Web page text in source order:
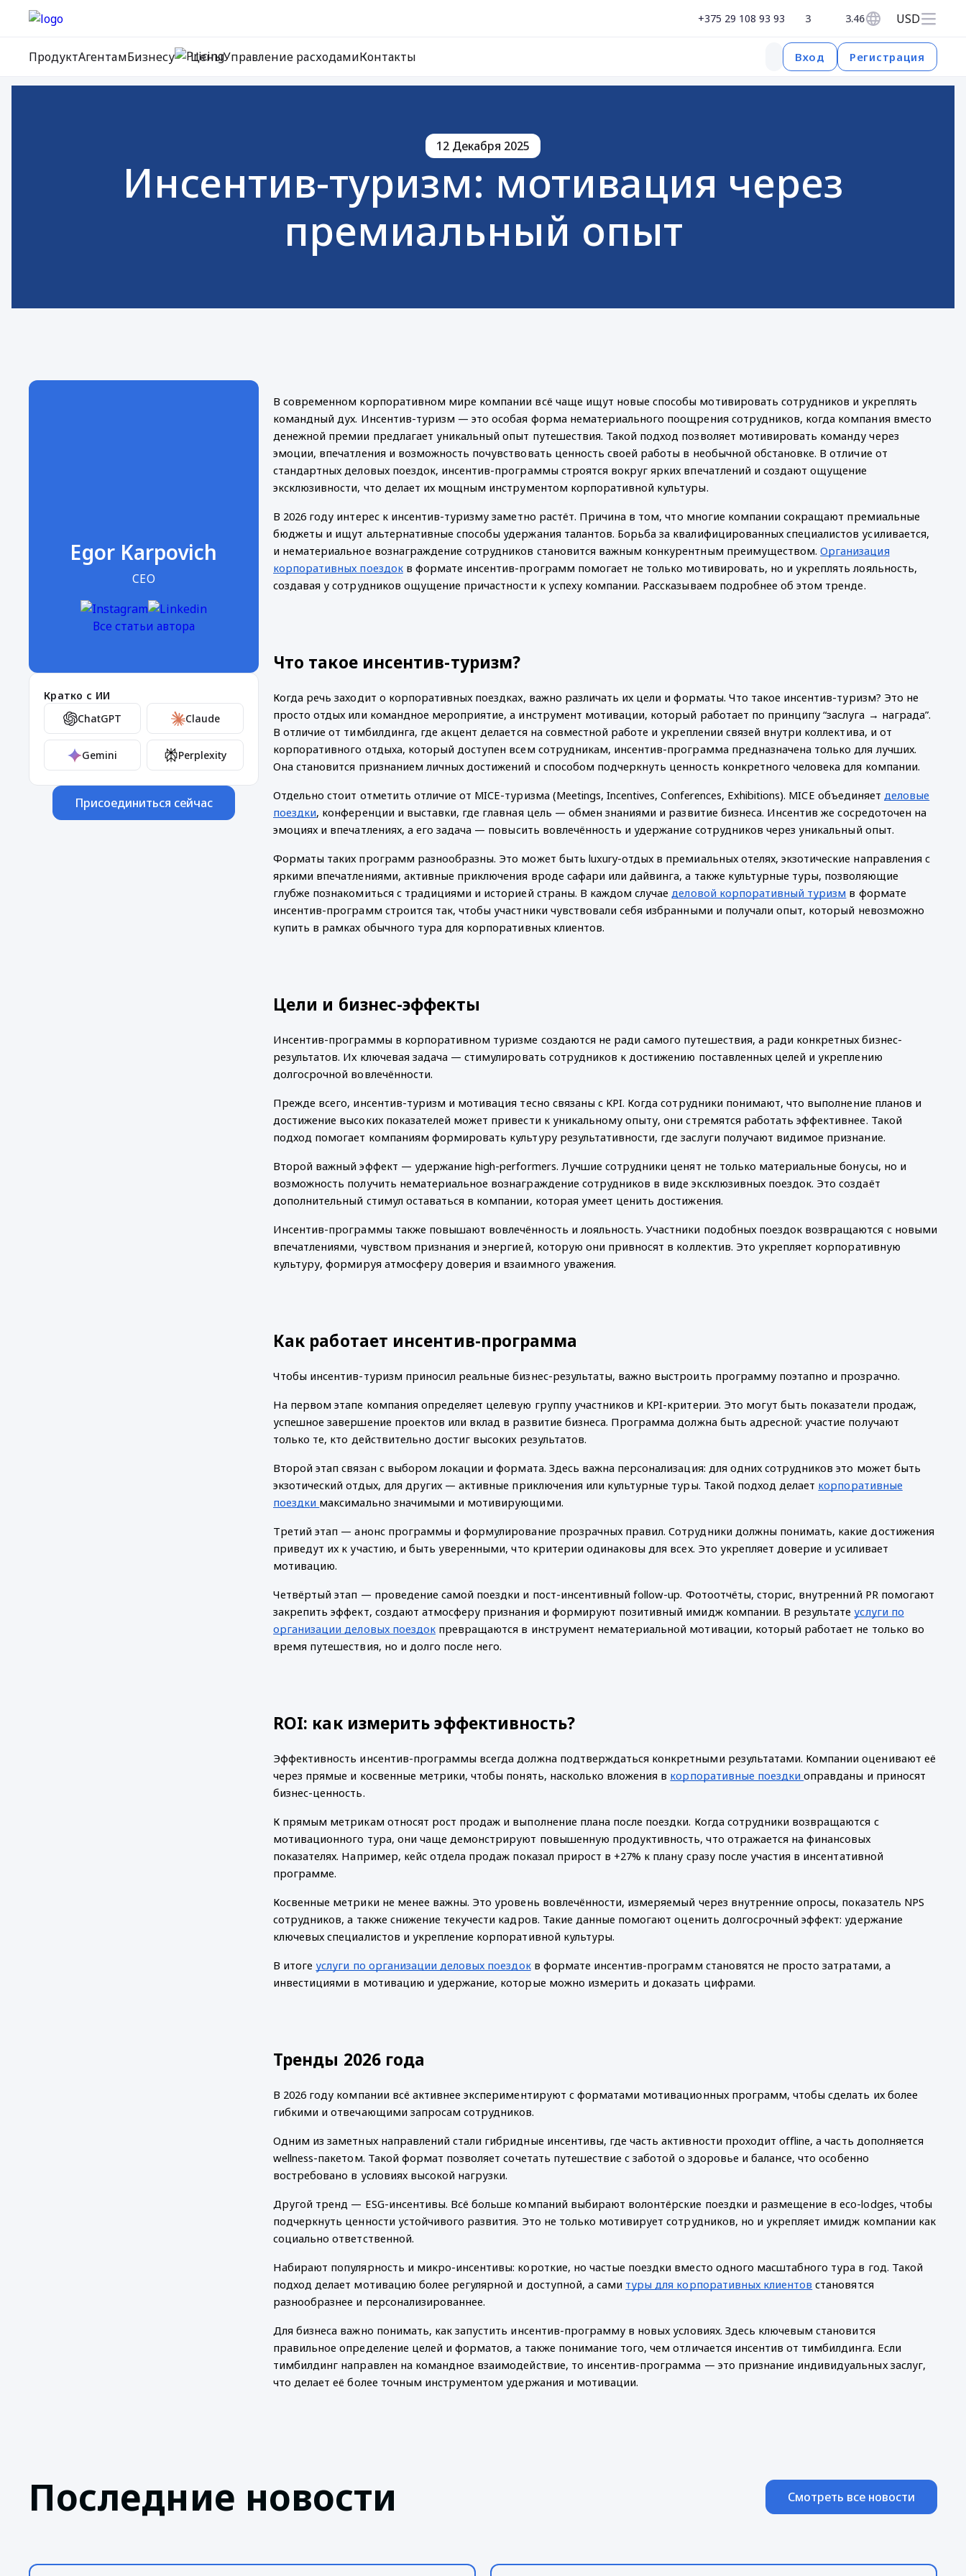
+375 29 108 93 93 3 3.46 USD
ПродуктАгентамБизнесу ЦеныУправление расходамиКонтакты Вход Регистрация
12 Декабря 2025
Инсентив-туризм: мотивация через
премиальный опыт
Egor Karpovich
CEO
Все статьи автора
Кратко с ИИ
ChatGPT
Claude
Gemini Perplexity
Присоединиться сейчас
В современном корпоративном мире компании всё чаще ищут новые способы мотивировать сотрудников и укреплять
командный дух. Инсентив-туризм — это особая форма нематериального поощрения сотрудников, когда компания вместо
денежной премии предлагает уникальный опыт путешествия. Такой подход позволяет мотивировать команду через
эмоции, впечатления и возможность почувствовать ценность своей работы в необычной обстановке. В отличие от
стандартных деловых поездок, инсентив-программы строятся вокруг ярких впечатлений и создают ощущение
эксклюзивности, что делает их мощным инструментом корпоративной культуры.
В 2026 году интерес к инсентив-туризму заметно растёт. Причина в том, что многие компании сокращают премиальные
бюджеты и ищут альтернативные способы удержания талантов. Борьба за квалифицированных специалистов усиливается,
и нематериальное вознаграждение сотрудников становится важным конкурентным преимуществом.Организация
корпоративных поездокв формате инсентив-программ помогает не только мотивировать, но и укреплять лояльность,
создавая у сотрудников ощущение причастности к успеху компании. Рассказываем подробнее об этом тренде.
Что такое инсентив-туризм?
Когда речь заходит о корпоративных поездках, важно различать их цели и форматы. Что такое инсентив-туризм? Это не
просто отдых или командное мероприятие, а инструмент мотивации, который работает по принципу “заслуга → награда”.
В отличие от тимбилдинга, где акцент делается на совместной работе и укреплении связей внутри коллектива, и от
корпоративного отдыха, который доступен всем сотрудникам, инсентив-программа предназначена только для лучших.
Она становится признанием личных достижений и способом подчеркнуть ценность конкретного человека для компании.
Отдельно стоит отметить отличие от MICE-туризма (Meetings, Incentives, Conferences, Exhibitions). MICE объединяет деловые
поездки, конференции и выставки, где главная цель — обмен знаниями и развитие бизнеса. Инсентив же сосредоточен на
эмоциях и впечатлениях, а его задача — повысить вовлечённость и удержание сотрудников через уникальный опыт.
Форматы таких программ разнообразны. Это может быть luxury-отдых в премиальных отелях, экзотические направления с
яркими впечатлениями, активные приключения вроде сафари или дайвинга, а также культурные туры, позволяющие
глубже познакомиться с традициями и историей страны. В каждом случаеделовой корпоративный туризм в формате
инсентив-программ строится так, чтобы участники чувствовали себя избранными и получали опыт, который невозможно
купить в рамках обычного тура для корпоративных клиентов.
Цели и бизнес-эффекты
Инсентив-программы в корпоративном туризме создаются не ради самого путешествия, а ради конкретных бизнес-
результатов. Их ключевая задача — стимулировать сотрудников к достижению поставленных целей и укреплению
долгосрочной вовлечённости.
Прежде всего, инсентив-туризм и мотивация тесно связаны с KPI. Когда сотрудники понимают, что выполнение планов и
достижение высоких показателей может привести к уникальному опыту, они стремятся работать эффективнее. Такой
подход помогает компаниям формировать культуру результативности, где заслуги получают видимое признание.
Второй важный эффект — удержание high-performers. Лучшие сотрудники ценят не только материальные бонусы, но и
возможность получить нематериальное вознаграждение сотрудников в виде эксклюзивных поездок. Это создаёт
дополнительный стимул оставаться в компании, которая умеет ценить достижения.
Инсентив-программы также повышают вовлечённость и лояльность. Участники подобных поездок возвращаются с новыми
впечатлениями, чувством признания и энергией, которую они привносят в коллектив. Это укрепляет корпоративную
культуру, формируя атмосферу доверия и взаимного уважения.
Как работает инсентив-программа
Чтобы инсентив-туризм приносил реальные бизнес-результаты, важно выстроить программу поэтапно и прозрачно.
На первом этапе компания определяет целевую группу участников и KPI-критерии. Это могут быть показатели продаж,
успешное завершение проектов или вклад в развитие бизнеса. Программа должна быть адресной: участие получают
только те, кто действительно достиг высоких результатов.
Второй этап связан с выбором локации и формата. Здесь важна персонализация: для одних сотрудников это может быть
экзотический отдых, для других — активные приключения или культурные туры. Такой подход делает корпоративные
поездки максимально значимыми и мотивирующими.
Третий этап — анонс программы и формулирование прозрачных правил. Сотрудники должны понимать, какие достижения
приведут их к участию, и быть уверенными, что критерии одинаковы для всех. Это укрепляет доверие и усиливает
мотивацию.
Четвёртый этап — проведение самой поездки и пост-инсентивный follow-up. Фотоотчёты, сторис, внутренний PR помогают
закрепить эффект, создают атмосферу признания и формируют позитивный имидж компании. В результате услуги по
организации деловых поездокпревращаются в инструмент нематериальной мотивации, который работает не только во
время путешествия, но и долго после него.
ROI: как измерить эффективность?
Эффективность инсентив-программы всегда должна подтверждаться конкретными результатами. Компании оценивают её
через прямые и косвенные метрики, чтобы понять, насколько вложения в корпоративные поездкиоправданы и приносят
бизнес-ценность.
К прямым метрикам относят рост продаж и выполнение плана после поездки. Когда сотрудники возвращаются с
мотивационного тура, они чаще демонстрируют повышенную продуктивность, что отражается на финансовых
показателях. Например, кейс отдела продаж показал прирост в +27% к плану сразу после участия в инсентативной
программе.
Косвенные метрики не менее важны. Это уровень вовлечённости, измеряемый через внутренние опросы, показатель NPS
сотрудников, а также снижение текучести кадров. Такие данные помогают оценить долгосрочный эффект: удержание
ключевых специалистов и укрепление корпоративной культуры.
В итоге услуги по организации деловых поездокв формате инсентив-программ становятся не просто затратами, а
инвестициями в мотивацию и удержание, которые можно измерить и доказать цифрами.
Тренды 2026 года
В 2026 году компании всё активнее экспериментируют с форматами мотивационных программ, чтобы сделать их более
гибкими и отвечающими запросам сотрудников.
Одним из заметных направлений стали гибридные инсентивы, где часть активности проходит offline, а часть дополняется
wellness-пакетом. Такой формат позволяет сочетать путешествие с заботой о здоровье и балансе, что особенно
востребовано в условиях высокой нагрузки.
Другой тренд — ESG-инсентивы. Всё больше компаний выбирают волонтёрские поездки и размещение в eco-lodges, чтобы
подчеркнуть ценности устойчивого развития. Это не только мотивирует сотрудников, но и укрепляет имидж компании как
социально ответственной.
Набирают популярность и микро-инсентивы: короткие, но частые поездки вместо одного масштабного тура в год. Такой
подход делает мотивацию более регулярной и доступной, а сами туры для корпоративных клиентов становятся
разнообразнее и персонализированнее.
Для бизнеса важно понимать, как запустить инсентив-программу в новых условиях. Здесь ключевым становится
правильное определение целей и форматов, а также понимание того, чем отличается инсентив от тимбилдинга. Если
тимбилдинг направлен на командное взаимодействие, то инсентив-программа — это признание индивидуальных заслуг,
что делает её более точным инструментом удержания и мотивации.
Последние новости Смотреть все новости